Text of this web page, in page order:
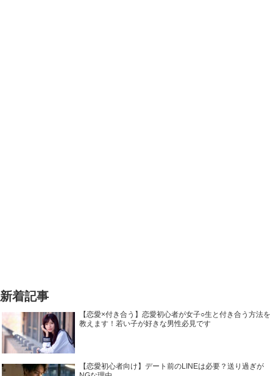
新着記事
【恋愛×付き合う】恋愛初心者が女子○生と付き合う方法を
教えます！若い子が好きな男性必見です
【恋愛初心者向け】デート前のLINEは必要？送り過ぎが